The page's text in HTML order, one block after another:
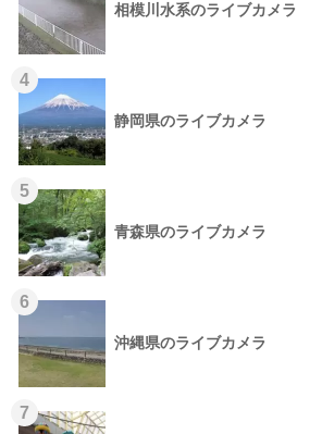
相模川水系のライブカメラ
4
静岡県のライブカメラ
5
青森県のライブカメラ
6
沖縄県のライブカメラ
7